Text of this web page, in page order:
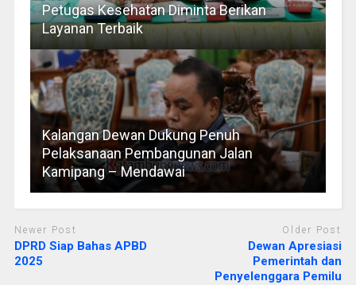
Petugas Kesehatan Diminta Berikan
Layanan Terbaik
Kalangan Dewan Dukung Penuh
Pelaksanaan Pembangunan Jalan
Kamipang – Mendawai
Newer Post
DPRD Siap Bahas APBD
2025
Older Post
Dewan Apresiasi
Pemerintah dan
Penyelenggara Pemilu